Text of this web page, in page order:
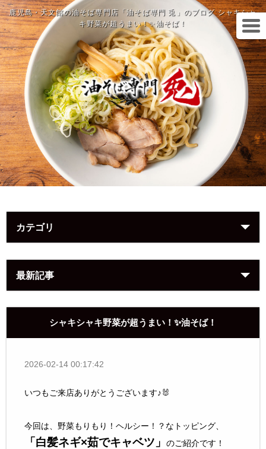
鹿児島・天文館の油そば専門店「油そば専門 兎」のブログ シャキシャ
キ野菜が超うまい！✨油そば！
カテゴリ
最新記事
シャキシャキ野菜が超うまい！✨油そば！
2026-02-14 00:17:42
いつもご来店ありがとうございます♪🐰
今回は、野菜もりもり！ヘルシー！？なトッピング、
「白髪ネギ×茹でキャベツ」のご紹介です！